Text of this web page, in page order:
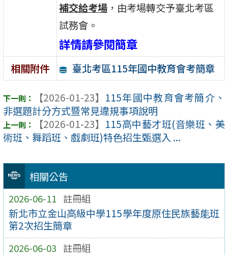
相關公告
2026-06-11 註冊組
新北市立金山高級中學115學年度原住民族藝能班
第2次招生簡章
2026-06-03 註冊組
補交給考場 ，由考場轉交予臺北考區
試務會。
詳情請參閱簡章
相關附件 臺北考區115年國中教育會考簡章
【2026-01-23】 115年國中教育會考簡介、
非選題計分方式暨常見違規事項說明
【2026-01-23】 115高中藝才班(音樂班、美
術班、舞蹈班、戲劇班)特色招生甄選入 ...